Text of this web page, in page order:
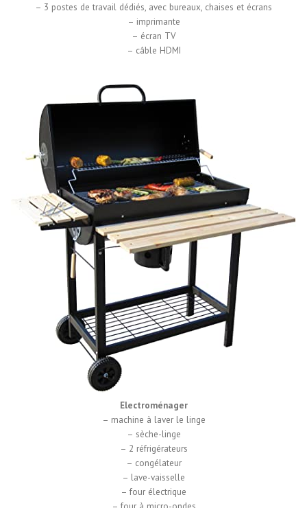
– 3 postes de travail dédiés, avec bureaux, chaises et écrans
– imprimante
– écran TV
– câble HDMI
Electroménager
– machine à laver le linge
– sèche-linge
– 2 réfrigérateurs
– congélateur
– lave-vaisselle
– four électrique